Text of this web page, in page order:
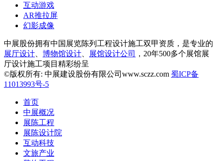
互动游戏
AR推拉屏
幻影成像
中展股份拥有中国展览陈列工程设计施工双甲资质，是专业的
展厅设计
博物馆设计 展馆设计公司
，20年500多个展馆展
厅设计施工项目精彩纷呈
©版权所有: 中展建设股份有限公司www.sczz.com 蜀ICP备
11013993号-5
首页
中展概况
展陈工程
展陈设计院
互动科技
文旅产业